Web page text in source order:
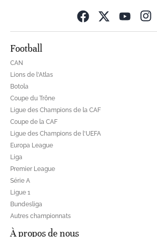
Football
CAN
Lions de l'Atlas
Botola
Coupe du Trône
Ligue des Champions de la CAF
Coupe de la CAF
Ligue des Champions de l'UEFA
Europa League
Liga
Premier League
Série A
Ligue 1
Bundesliga
Autres championnats
À propos de nous